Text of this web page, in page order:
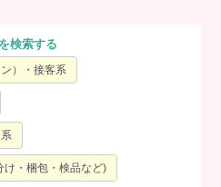
検索する
）・接客系
け・梱包・検品など)